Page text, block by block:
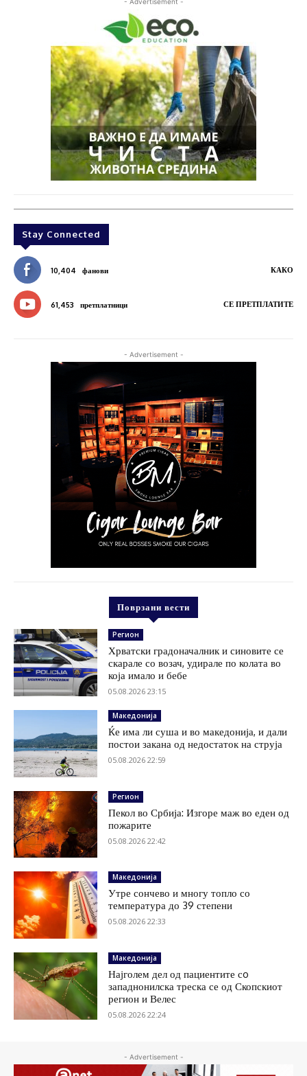
Stay Connected
10,404 фанови КАКО
61,453 претплатници СЕ ПРЕТПЛАТИТЕ
- Advertisement -
Поврзани вести
Регион
Хрватски градоначалник и синовите се
скарале со возач, удирале по колата во
која имало и бебе
05.08.2026 23:15
Македонија
Ќе има ли суша и во македонија, и дали
постои закана од недостаток на струја
05.08.2026 22:59
Регион
Пекол во Србија: Изгоре маж во еден од
пожарите
05.08.2026 22:42
Македонија
Утре сончево и многу топло со
температура до 39 степени
05.08.2026 22:33
Македонија
Најголем дел од пациентите сo
западнонилска треска се од Скопскиот
регион и Велес
05.08.2026 22:24
- Advertisement -